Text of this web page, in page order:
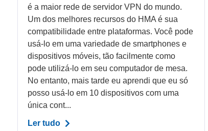
é a maior rede de servidor VPN do mundo.
Um dos melhores recursos do HMA é sua
compatibilidade entre plataformas. Você pode
usá-lo em uma variedade de smartphones e
dispositivos móveis, tão facilmente como
pode utilizá-lo em seu computador de mesa.
No entanto, mais tarde eu aprendi que eu só
posso usá-lo em 10 dispositivos com uma
única cont...
Ler tudo